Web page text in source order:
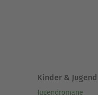
Kinder & Jugend
Jugendromane